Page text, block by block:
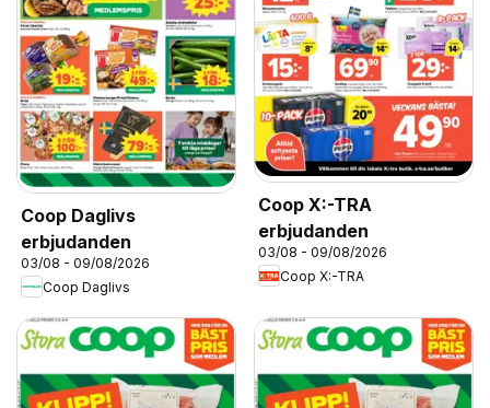
Coop Daglivs
erbjudanden
03/08 - 09/08/2026
Coop Daglivs
Coop X:-TRA
erbjudanden
03/08 - 09/08/2026
Coop X:-TRA